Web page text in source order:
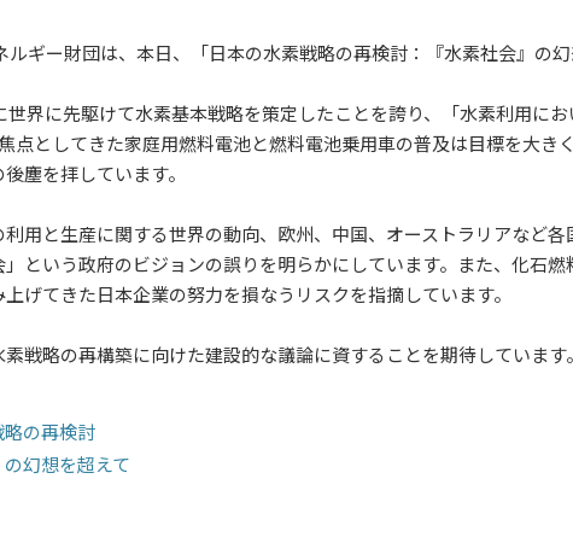
ルギー財団は、本日、「日本の水素戦略の再検討：『水素社会』の幻
世界に先駆けて水素基本戦略を策定したことを誇り、「水素利用に
点としてきた家庭用燃料電池と燃料電池乗用車の普及は目標を大き
塵を拝しています。
用と生産に関する世界の動向、欧州、中国、オーストラリアなど
という政府のビジョンの誤りを明らかにしています。また、化石
げてきた日本企業の努力を損なうリスクを指摘しています。
戦略の再構築に向けた建設的な議論に資することを期待しています。
の再検討
の幻想を超えて